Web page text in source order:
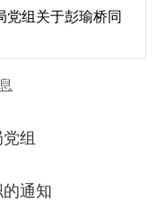
党组关于彭瑜桥同
组
通知